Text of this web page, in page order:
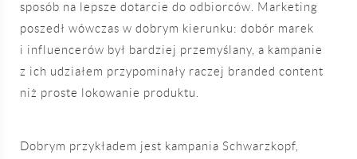
sposób na lepsze dotarcie do odbiorców. Marketing
poszedł wówczas w dobrym kierunku: dobór marek
i influencerów był bardziej przemyślany, a kampanie
z ich udziałem przypominały raczej branded content
niż proste lokowanie produktu.
Dobrym przykładem jest kampania Schwarzkopf,